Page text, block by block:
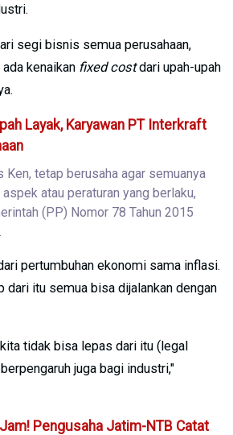
segi bisnis semua perusahaan,
kenaikan fixed costdari upah-upah
Layak, Karyawan PT Interkraft
Ken, tetap berusaha agar semuanya
atau peraturan yang berlaku,
(PP) Nomor 78 Tahun 2015
pertumbuhan ekonomi sama inflasi.
dari itu semua bisa dijalankan dengan
tidak bisa lepas dari itu (legal
juga bagi industri,"
Pengusaha Jatim-NTB Catat